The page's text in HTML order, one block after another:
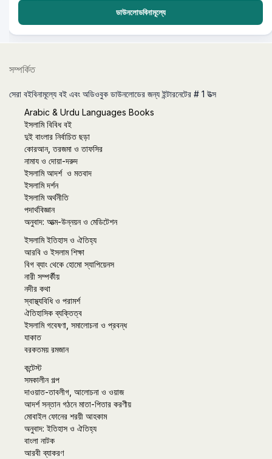
ডাউনলোডবিনামূল্যে
সম্পর্কিত
সেরা বইবিনামূল্যে বই এবং অডিওবুক ডাউনলোডের জন্য ইন্টারনেটের # 1 উত্স
Arabic & Urdu Languages Books
ইসলামি বিবিধ বই
দুই বাংলার নির্বাচিত ছড়া
কোরআন, তরজমা ও তাফসির
নামায ও দোয়া-দরুদ
ইসলামি আদর্শ ও মতবাদ
ইসলামি দর্শন
ইসলামি অর্থনীতি
পদার্থবিজ্ঞান
অনুবাদ: আত্ম-উন্নয়ন ও মেডিটেশন
ইসলামি ইতিহাস ও ঐতিহ্য
আরবি ও ইসলাম শিক্ষা
বিগ ব্যাং থেকে হোমো স্যাপিয়েনস
নারী সম্পর্কীয়
নদীর কথা
স্বাস্থ্যবিধি ও পরামর্শ
ঐতিহাসিক ব্যক্তিত্ব
ইসলামি গবেষণা, সমালোচনা ও প্রবন্ধ
যাকাত
বরকতময় রমজান
কন্টেস্ট
সমকালীন গল্প
দাওয়াত-তাবলীগ, আলোচনা ও ওয়াজ
আদর্শ সন্তান গঠনে মাতা-পিতার করণীয়
মোবাইল ফোনের শরয়ী আহকাম
অনুবাদ: ইতিহাস ও ঐতিহ্য
বাংলা নাটক
আরবী ব্যাকরণ